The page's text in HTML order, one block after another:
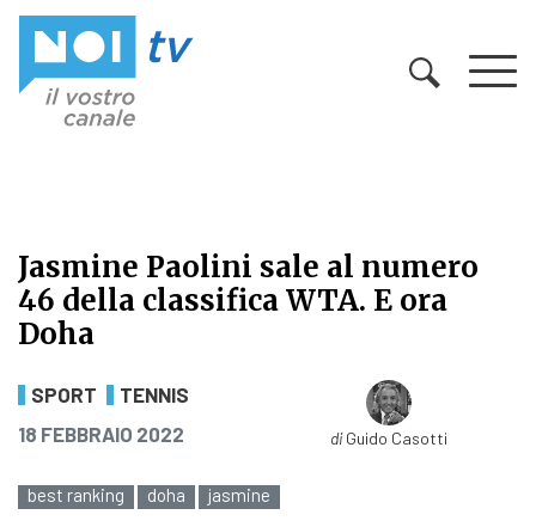
Jasmine Paolini sale al numero
46 della classifica WTA. E ora
Doha
Jasmine Paolini sale al numero 46
SPORT
TENNIS
PUBBLICATO IL
18 FEBBRAIO 2022 diGuido Casotti
best ranking doha jasmine